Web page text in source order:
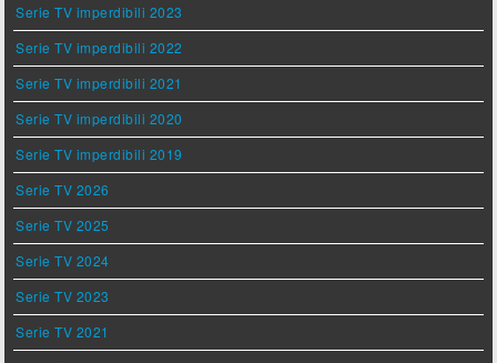
Serie TV imperdibili 2023
Serie TV imperdibili 2022
Serie TV imperdibili 2021
Serie TV imperdibili 2020
Serie TV imperdibili 2019
Serie TV 2026
Serie TV 2025
Serie TV 2024
Serie TV 2023
Serie TV 2021